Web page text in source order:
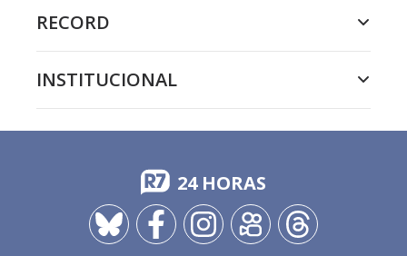
RECORD
INSTITUCIONAL
24 HORAS